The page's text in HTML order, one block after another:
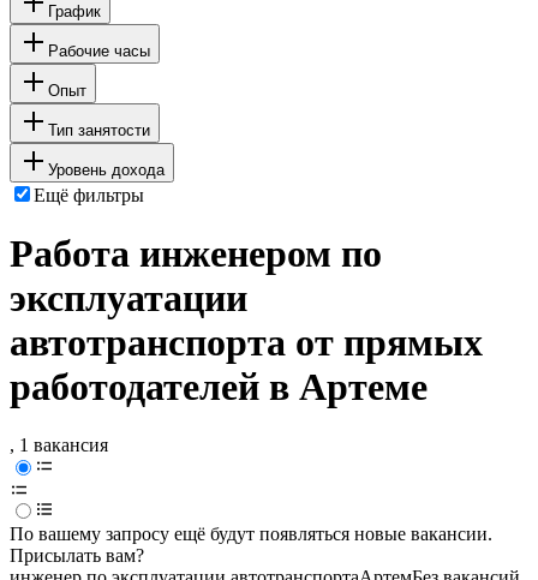
График
Рабочие часы
Опыт
Тип занятости
Уровень дохода
Ещё фильтры
Работа инженером по
эксплуатации
автотранспорта от прямых
работодателей в Артеме
, 1 вакансия
По вашему запросу ещё будут появляться новые вакансии.
Присылать вам?